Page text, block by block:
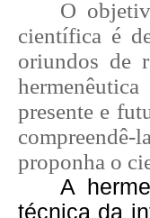
O
científica é
oriundos de
presente e
proponha o
A
técnica da